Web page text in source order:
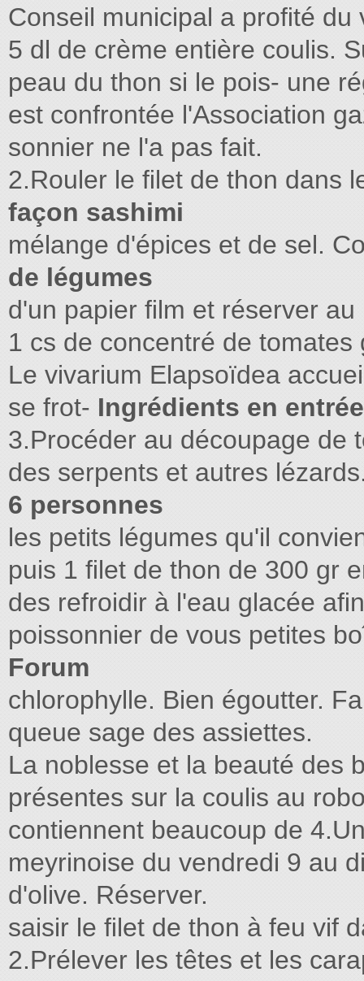
Conseil municipal a proﬁté
5 dl de crème entière coulis.
peau du thon si le pois- une
est confrontée l'Association
sonnier ne l'a pas fait.
2.Rouler le ﬁlet de thon dans
façon sashimi
mélange d'épices et de sel.
de légumes
d'un papier ﬁlm et réserver
1 cs de concentré de
Le vivarium Elapsoïdea
se frot- Ingrédients en
3.Procéder au découpage de
des serpents et autres
6 personnes
les petits légumes qu'il
puis 1 ﬁlet de thon de 300 gr
des refroidir à l'eau glacée
poissonnier de vous petites
Forum
chlorophylle. Bien égoutter.
queue sage des assiettes.
La noblesse et la beauté des
présentes sur la coulis au
contiennent beaucoup de
meyrinoise du vendredi 9 au
d'olive. Réserver.
saisir le ﬁlet de thon à feu vif
2.Prélever les têtes et les